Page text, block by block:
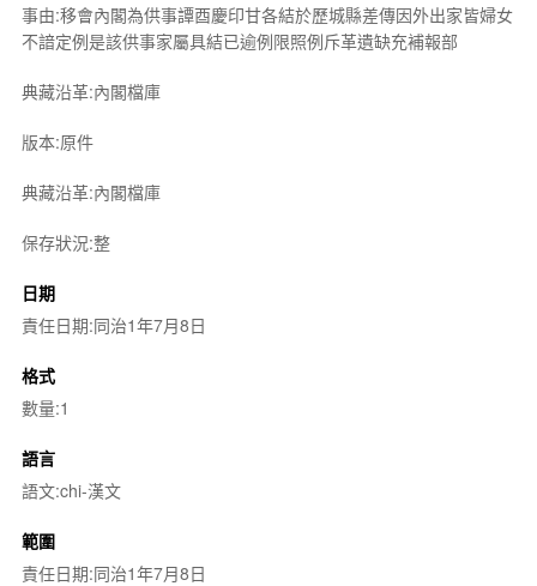
事由:移會內閣為供事譚酉慶印甘各結於歷城縣差傳因外出家皆婦女
不諳定例是該供事家屬具結已逾例限照例斥革遺缺充補報部
典藏沿革:內閣檔庫
版本:原件
典藏沿革:內閣檔庫
保存狀況:整
日期
責任日期:同治1年7月8日
格式
數量:1
語言
語文:chi-漢文
範圍
責任日期:同治1年7月8日